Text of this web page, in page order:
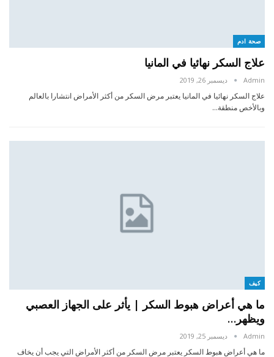
صحة ادم
علاج السكر نهائيا في المانيا
Admin ديسمبر 26, 2019
علاج السكر نهائيا في المانيا يعتبر مرض السكر من أكثر الأمراض انتشارا بالعالم
وبالأخص منطقة…
كيف
ما هي أعراض هبوط السكر | يأثر على الجهاز العصبي
ويظهر…
Admin ديسمبر 25, 2019
ما هي أعراض هبوط السكر يعتبر مرض السكر من أكثر الأمراض التي يجب أن يخاف